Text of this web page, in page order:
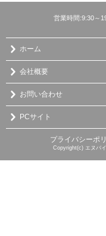
営業時間:9:30～
ホーム
会社概要
お問い合わせ
PCサイト
プライバシーポ
Copyright(c) エヌバ